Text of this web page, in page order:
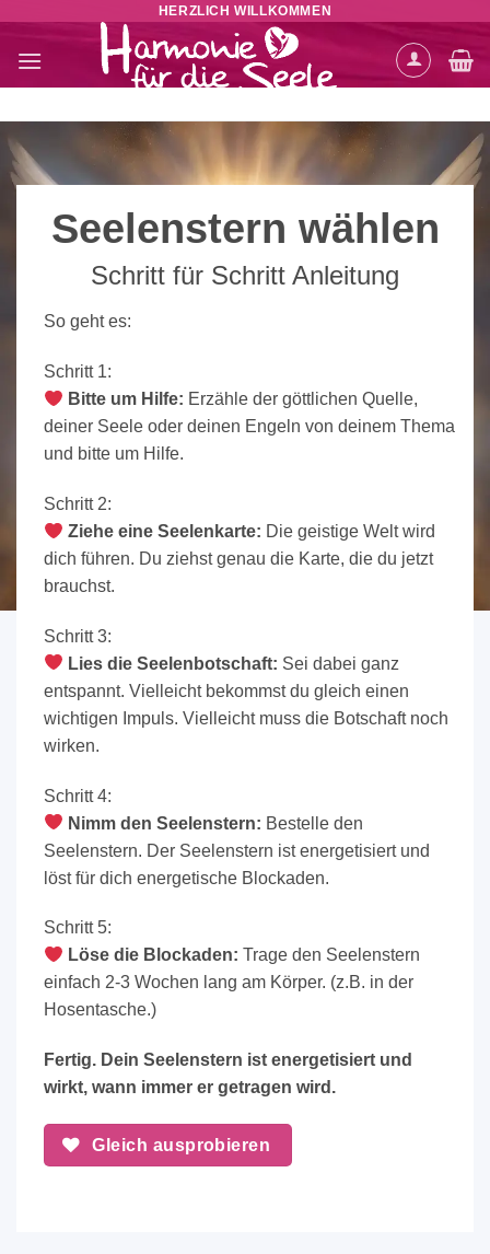
springen
HERZLICH WILLKOMMEN
Seelenstern wählen
Schritt für Schritt Anleitung
So geht es:
Schritt 1:
Bitte um Hilfe: Erzähle der göttlichen Quelle,
deiner Seele oder deinen Engeln von deinem Thema
und bitte um Hilfe.
Schritt 2:
Ziehe eine Seelenkarte: Die geistige Welt wird
dich führen. Du ziehst genau die Karte, die du jetzt
brauchst.
Schritt 3:
Lies die Seelenbotschaft: Sei dabei ganz
entspannt. Vielleicht bekommst du gleich einen
wichtigen Impuls. Vielleicht muss die Botschaft noch
wirken.
Schritt 4:
Nimm den Seelenstern: Bestelle den
Seelenstern. Der Seelenstern ist energetisiert und
löst für dich energetische Blockaden.
Schritt 5:
Löse die Blockaden: Trage den Seelenstern
einfach 2-3 Wochen lang am Körper. (z.B. in der
Hosentasche.)
Fertig. Dein Seelenstern ist energetisiert und
wirkt, wann immer er getragen wird.
Gleich ausprobieren